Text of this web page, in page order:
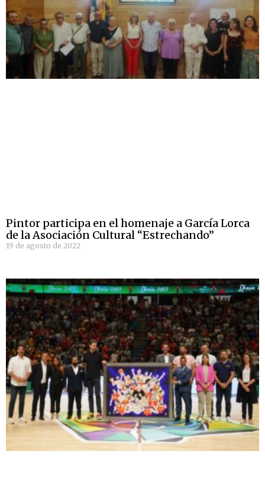
Pintor participa en el homenaje a García Lorca
de la Asociación Cultural “Estrechando”
19 de agosto de 2022